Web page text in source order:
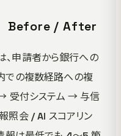
Before / After
申請者から銀行への
での複数経路への複
受付システム → 与信
照会 / AI スコアリン